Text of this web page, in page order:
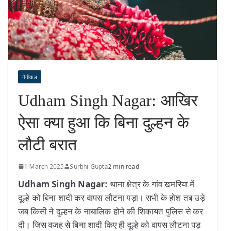
नैनीताल
Udham Singh Nagar: आखिर
ऐसा क्या हुआ कि बिना दुल्हन के
लौटी बरात
1 March 2025 Surbhi Gupta2 min read
Udham Singh Nagar: थाना क्षेत्र के गांव खमरिया में
दूल्हे को बिना शादी कर वापस लौटना पड़ा। सभी के होश तब उड़े
जब किसी ने दुल्हन के नाबालिक होने की शिकायत पुलिस से कर
दी। जिस वजह से बिना शादी किए ही दूल्हे को वापस लौटना पड़